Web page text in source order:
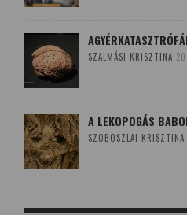
SZALMÁSI KRISZTINA
A LEKOPOGÁS
SZOBOSZLAI KRISZTINA